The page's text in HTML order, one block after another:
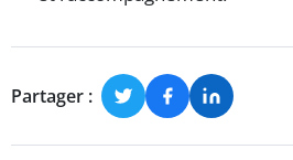
Partager :